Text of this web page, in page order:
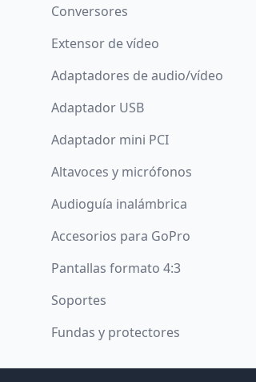
Conversores
Extensor de vídeo
Adaptadores de audio/vídeo
Adaptador USB
Adaptador mini PCI
Altavoces y micrófonos
Audioguía inalámbrica
Accesorios para GoPro
Pantallas formato 4:3
Soportes
Fundas y protectores